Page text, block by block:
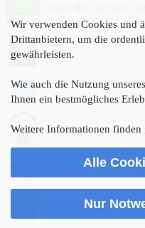
Wir verwenden Cookies und
Drittanbietern, um die
gewährleisten.
Wie auch die Nutzung
Ihnen ein bestmögliches
Weitere Informationen finden
Alle
Nur